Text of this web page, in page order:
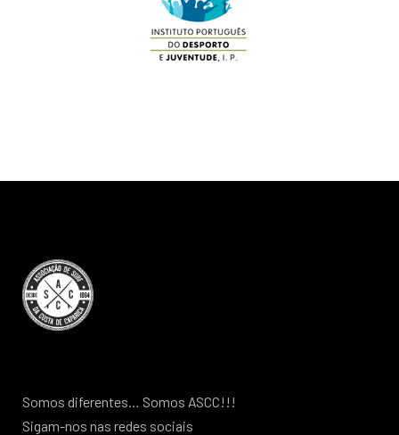
Somos diferentes… Somos ASCC!!!
Sigam-nos nas redes sociais